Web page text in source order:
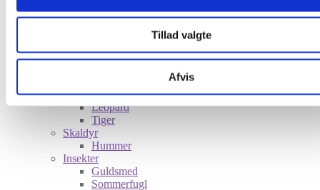
Tillad valgte
Afvis
Svale
Frø
Hval
Leopard
Tiger
Skaldyr
Hummer
Insekter
Guldsmed
Sommerfugl